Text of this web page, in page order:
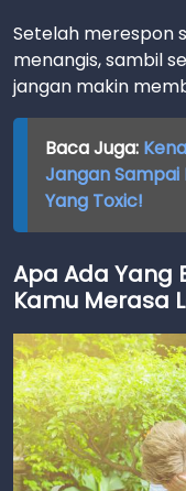
Setelah merespon
menangis, sambil
jangan makin
Baca Juga:
Jangan Sampai
Yang Toxic!
Apa Ada Yang
Kamu Merasa